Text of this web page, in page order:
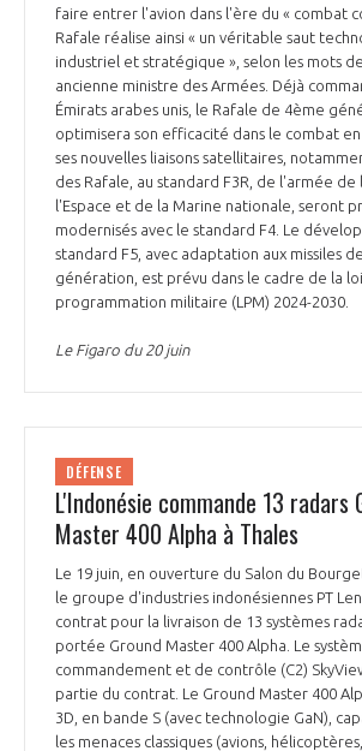
faire entrer l'avion dans l'ère du « combat
Rafale réalise ainsi « un véritable saut
industriel et stratégique », selon les mots
ancienne ministre des Armées. Déjà
Émirats arabes unis, le Rafale de 4ème
optimisera son efficacité dans le combat
ses nouvelles liaisons satellitaires,
des Rafale, au standard F3R, de l'armée de
l'Espace et de la Marine nationale, seront
modernisés avec le standard F4. Le
standard F5, avec adaptation aux missiles
génération, est prévu dans le cadre de la
programmation militaire (LPM) 2024-2030.
Le Figaro du 20 juin
DÉFENSE
L'Indonésie commande 13 radars
Master 400 Alpha à Thales
Le 19 juin, en ouverture du Salon du
le groupe d'industries indonésiennes PT
contrat pour la livraison de 13 systèmes
portée Ground Master 400 Alpha. Le
commandement et de contrôle (C2)
partie du contrat. Le Ground Master 400
3D, en bande S (avec technologie GaN),
les menaces classiques (avions,